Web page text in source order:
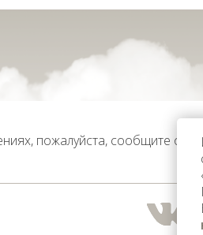
пожалуйста, сообщите об